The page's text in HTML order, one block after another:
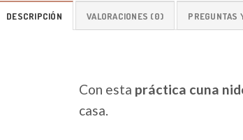
DESCRIPCIÓN VALORACIONES (0) PREGUNTAS
Con esta práctica cuna
casa.